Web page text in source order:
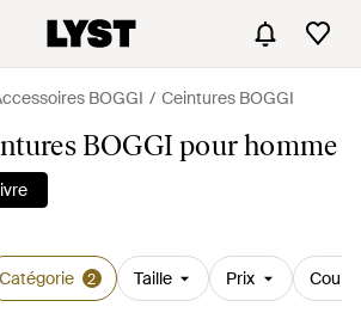
BOGGI Ceintures BOGGI
BOGGI pour homme
Catégorie 2 Taille Prix